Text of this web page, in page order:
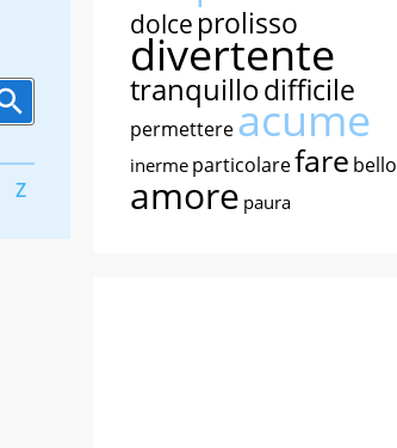
Z
dolce prolisso
divertente
tranquillodifficile
permettereacume
inerme particolarefare bello
amore paura